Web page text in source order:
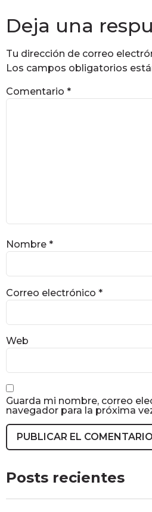
Deja una
Tu dirección de correo
Los campos obligatorios
Comentario *
Nombre *
Correo electrónico *
Web
Guarda mi nombre, correo
navegador para la próxima
Posts recientes